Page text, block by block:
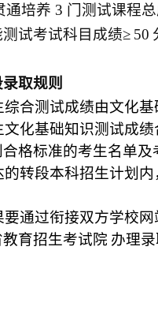
通培养 3 门测试课程
试考试科目成绩≥ 50
取规则
综合测试成绩由文化
文化基础知识测试成
格标准的考生名单及
的转段本科招生计划
要通过衔接双方学校
育招生考试院 办理录